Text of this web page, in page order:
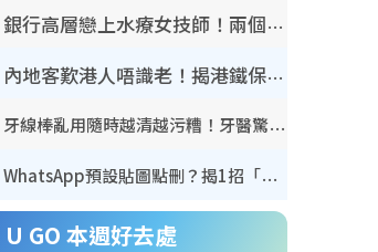
銀行高層戀上水療女技師！兩個月借128萬驚覺「沉船」沉落火海 揭背後疑似邪教操控賣淫
內地客歎港人唔識老！揭港鐵保鮮級冷氣 港人求放過：咪投訴
牙線棒亂用隨時越清越污糟！牙醫驚揭盲目過戶細菌恐致蛀牙：呢種先係日常真保養
WhatsApp預設貼圖點刪？揭1招「反向操作」還原簡潔介面 附3步實測教學
U GO 本週好去處